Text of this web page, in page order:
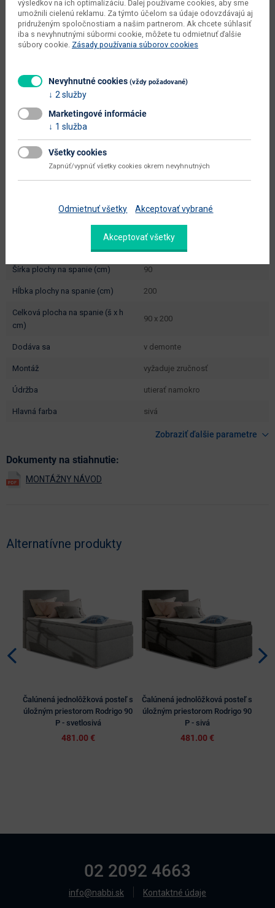
kombinácii dvoch moderných farieb svetlosivá (Sawana 21) / čierna
(Soft 11) a k dispozícii je aj v iných farebných prevedeniach.
Šírka 95 cm
Hĺbka
váha s obalom výrobcu
výrobcu
čistá váha výrobcu 98 kg
2 ks
Alessandra 90 L
šírka plochy na spanie (cm) 90
hĺbka plochy na spanie (cm) 200
celková plocha na spanie (š x h
cm)
90 x 200
dodáva sa v demonte
montáž vyžaduje zručnosť
údržba utierať namokro
hlavná farba sivá
Zobraziť ďalšie parametre
Dokumenty na stiahnutie:
Alternatívne produkty
Čalúnená jednolôžková posteľ s
úložným priestorom Rodrigo 90
P - svetlosivá
481.00 €
Čalúnená jednolôžková posteľ s
úložným priestorom Rodrigo 90
P - sivá
481.00 €
02 2092 4663
info@nabbi.sk Kontaktné údaje
výsledkov na ich optimalizáciu. Ďalej používame cookies, aby sme
umožnili cielenú reklamu. Za týmto účelom sa údaje odovzdávajú aj
pridruženým spoločnostiam a našim partnerom. Ak chcete súhlasiť
iba s nevyhnutnými súbormi cookie, môžete tu odmietnuť ďalšie
súbory cookie. Zásady používania súborov cookies
Nevyhnutné cookies (vždy požadované)
2 služby
Marketingové informácie
1 služba
Všetky cookies
Zapnúť/vypnúť všetky cookies okrem nevyhnutných
Odmietnuť všetky Akceptovať vybrané
Akceptovať všetky